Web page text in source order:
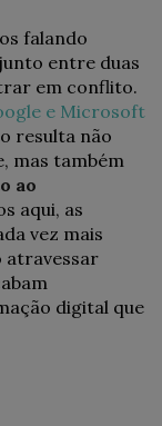
falando
entre duas
em conflito.
e Microsoft
resulta não
mas também
ao
aqui, as
vez mais
atravessar
digital que